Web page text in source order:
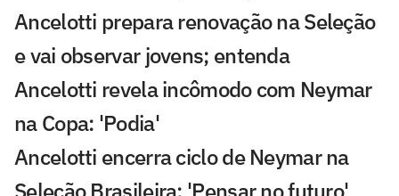
Ancelotti prepara renovação na Seleção
e vai observar jovens; entenda
Ancelotti revela incômodo com Neymar
na Copa: 'Podia'
Ancelotti encerra ciclo de Neymar na